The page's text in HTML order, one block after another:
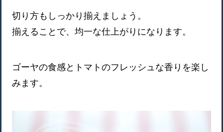
切り方もしっかり揃えましょう。
揃えることで、均一な仕上がりになります。
ゴーヤの食感とトマトのフレッシュな香りを楽し
みます。